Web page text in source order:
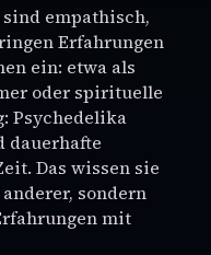
sind empathisch,
Erfahrungen
ein: etwa als
oder spirituelle
Psychedelika
dauerhafte
Das wissen sie
sondern
mit